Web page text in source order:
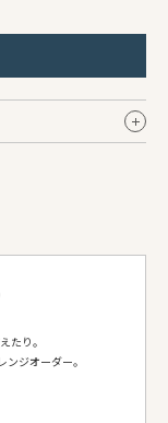
たり。
ジオーダー。